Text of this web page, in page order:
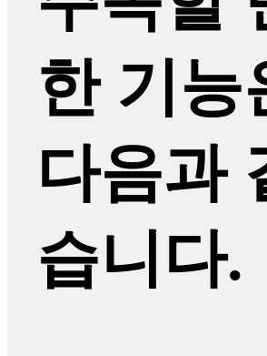
한 기능
다음과
습니다.